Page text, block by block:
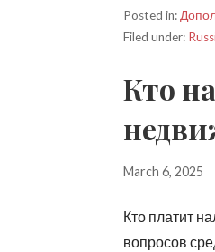
Posted in:
Filed under:
Кто
March 6, 2025
Кто платит
вопросов